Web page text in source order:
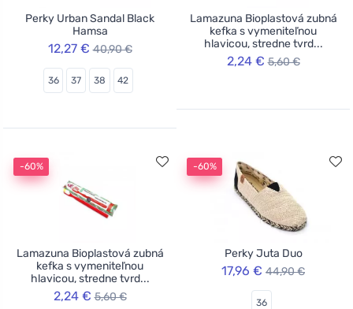
Perky Urban Sandal Black
Hamsa
12,27 € 40,90 €
36 37 38 42
Lamazuna Bioplastová zubná
kefka s vymeniteľnou
hlavicou, stredne tvrd...
2,24 € 5,60 €
-60%
Lamazuna Bioplastová zubná
kefka s vymeniteľnou
hlavicou, stredne tvrd...
2,24 € 5,60 €
-60%
Perky Juta Duo
17,96 € 44,90 €
36